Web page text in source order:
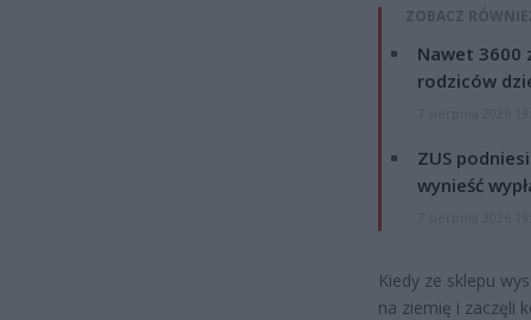
ZOBACZ
Nawet 3600
rodziców
ZUS
wynieść
Kiedy ze sklepu
na ziemię i zaczęli